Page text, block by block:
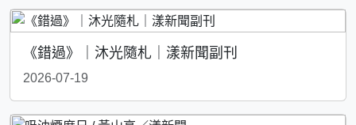
《錯過》｜沐光隨札｜漾新聞副刊
2026-07-19